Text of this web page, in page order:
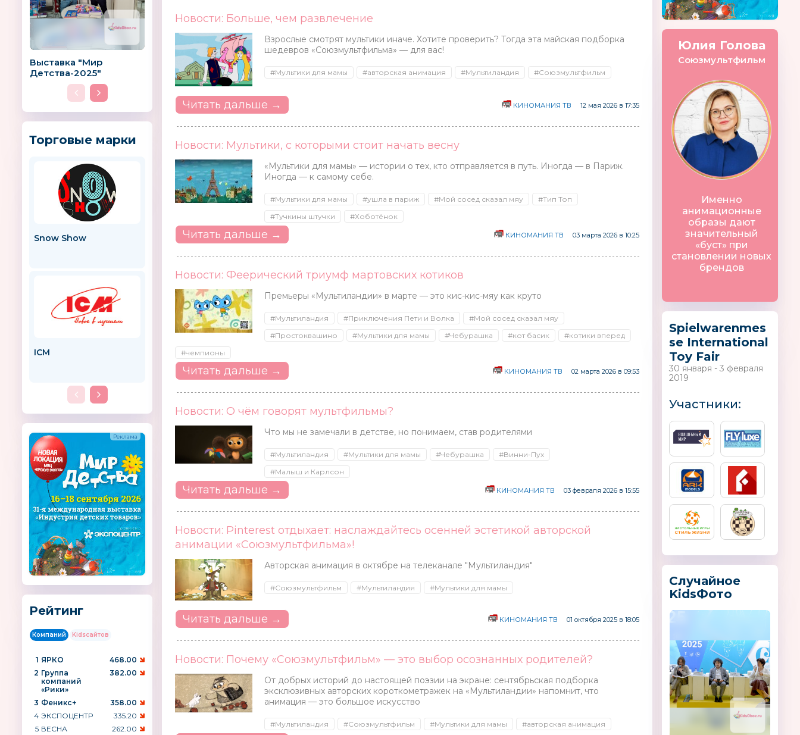
Выставка "Мир
Детства-2025"
Торговые марки
Snow Show
ICM
Baby-BOOM
SPIDER PEN
Joovy SWEET ORNAMENT Финник
«Фабрика мебели «8
Nanoblock
Япония
Рейтинг
Компаний Kidsсайтов
1 ЯРКО
468.00
2 Группа
компаний
«Рики»
382.00
3 Феникс+
358.00
4 ЭКСПОЦЕНТР
335.20
5 ВЕСНА
262.00
Новости: Больше, чем развлечение
Взрослые смотрят мультики иначе. Хотите проверить? Тогда эта майская подборка
шедевров «Союзмультфильма» — для вас!
#Мультики для мамы #авторская анимация #Мультиландия #Союзмультфильм
Читать дальше → КИНОМАНИЯ ТВ 12 мая 2026 в 17:35
Новости: Мультики, с которыми стоит начать весну
«Мультики для мамы» — истории о тех, кто отправляется в путь. Иногда — в Париж.
Иногда — к самому себе.
#Мультики для мамы #ушла в париж #Мой сосед сказал мяу
#Тип Топ
#Тучкины штучки
#Хоботёнок
Читать дальше → КИНОМАНИЯ ТВ 03 марта 2026 в 10:25
Новости: Феерический триумф мартовских котиков
Премьеры «Мультиландии» в марте — это кис-кис-мяу как круто
#Мультиландия #Приключения Пети и Волка
#Мой сосед сказал мяу
#Простоквашино
#Мультики для мамы #Чебурашка #кот басик
#котики вперед
#чемпионы
Читать дальше → КИНОМАНИЯ ТВ 02 марта 2026 в 09:53
Новости: О чём говорят мультфильмы?
Что мы не замечали в детстве, но понимаем, став родителями
#Мультиландия #Мультики для мамы #Чебурашка
#Винни-Пух
#Малыш и Карлсон
Читать дальше → КИНОМАНИЯ ТВ 03 февраля 2026 в 15:55
Новости: Pinterest отдыхает: наслаждайтесь осенней эстетикой авторской
анимации «Союзмультфильма»!
Авторская анимация в октябре на телеканале "Мультиландия"
#Союзмультфильм #Мультиландия #Мультики для мамы
Читать дальше → КИНОМАНИЯ ТВ 01 октября 2025 в 18:05
Новости: Почему «Союзмультфильм» — это выбор осознанных родителей?
От добрых историй до настоящей поэзии на экране: сентябрьская подборка
эксклюзивных авторских короткометражек на «Мультиландии» напомнит, что
анимация — это большое искусство
#Мультиландия #Союзмультфильм #Мультики для мамы #авторская анимация
Юлия Голова
Союзмультфильм
Именно
анимационные
образы дают
значительный
«буст» при
становлении новых
брендов
Spielwarenmes
se International
Toy Fair
30 января - 3 февраля
2019
Участники:
Случайное
KidsФото